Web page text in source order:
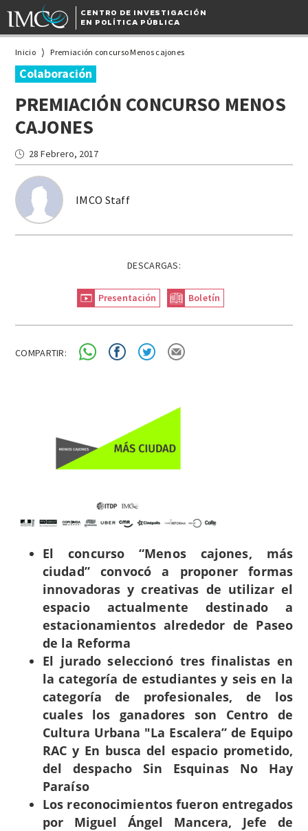
CENTRO DE INVESTIGACIÓN
EN POLÍTICA PÚBLICA
Inicio Premiación concurso Menos cajones
Colaboración
PREMIACIÓN CONCURSO MENOS
CAJONES
IMCO Staff
28 Febrero, 2017
DESCARGAS:
Presentación Boletín
COMPARTIR:
El concurso “Menos cajones, más
ciudad” convocó a proponer formas
innovadoras y creativas de utilizar el
espacio actualmente destinado a
estacionamientos alrededor de Paseo
de la Reforma
El jurado seleccionó tres finalistas en
la categoría de estudiantes y seis en la
categoría de profesionales, de los
cuales los ganadores son Centro de
Cultura Urbana "La Escalera” de Equipo
RAC y En busca del espacio prometido,
deldespacho Sin Esquinas No Hay
Paraíso
Los reconocimientos fueron entregados
por Miguel Ángel Mancera, Jefe de